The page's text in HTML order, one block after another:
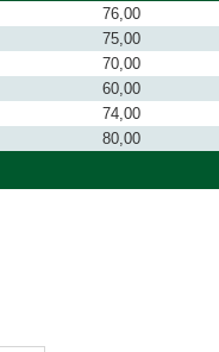
76,00
75,00
70,00
60,00
74,00
80,00